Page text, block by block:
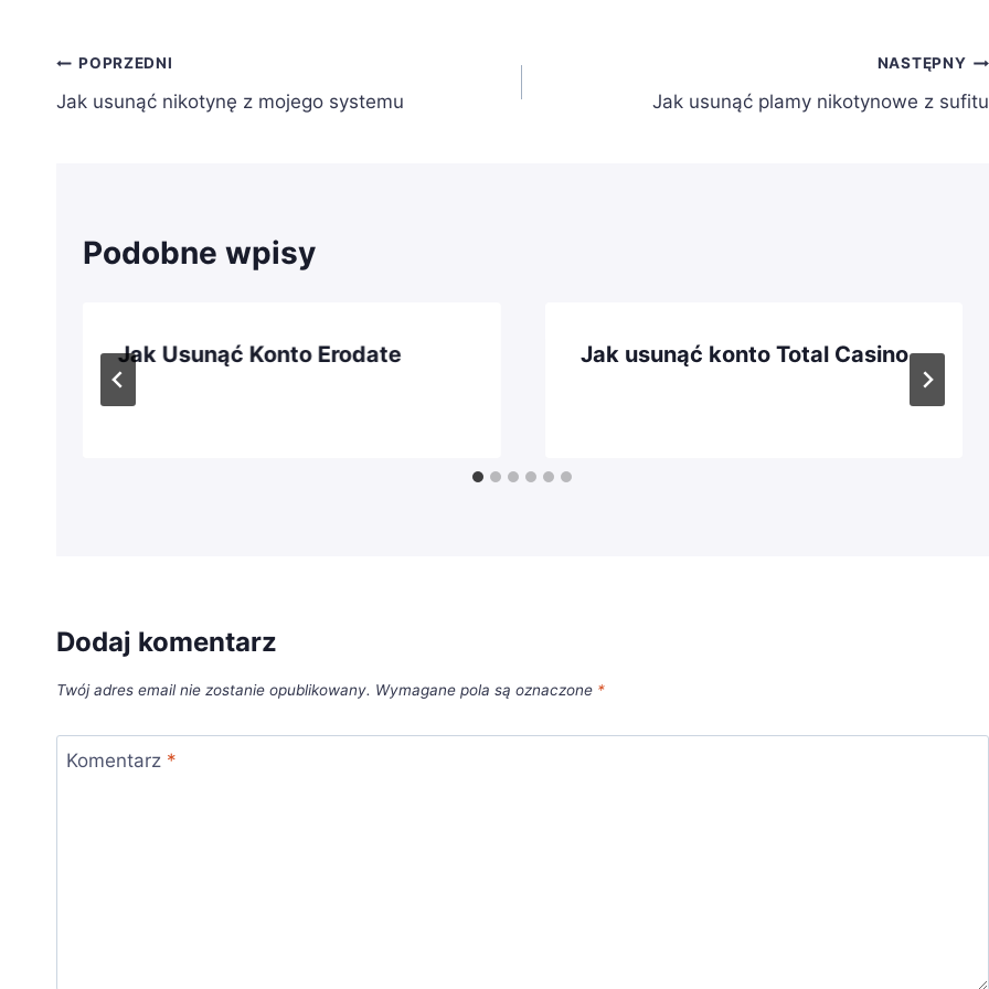
Nawigacja
wpisu
POPRZEDNI
Jak usunąć nikotynę z mojego systemu
NASTĘPNY
Jak usunąć plamy nikotynowe z sufitu
Podobne wpisy
Jak Usunąć Konto Erodate Jak usunąć konto Total Casino
Dodaj komentarz
Twój adres email nie zostanie opublikowany. Wymagane pola są oznaczone *
Komentarz *